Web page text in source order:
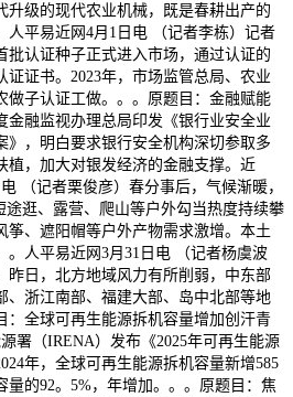
升级的现代农业机械，既是春耕出产的
人平易近网4月1日电 （记者李栋）记者
批认证种子正式进入市场，通过认证的
证证书。2023年，市场监管总局、农业
做子认证工做。。。原题目：金融赋能
金融监视办理总局印发《银行业安全业
》，明白要求银行安全机构深切参取多
植，加大对银发经济的金融支撑。近
（记者栗俊彦）春分事后，气候渐暖，
途逛、露营、爬山等户外勾当热度持续攀
筝、遮阳帽等户外产物需求激增。本土
。人平易近网3月31日电 （记者杨虞波
昨日，北方地域风力有所削弱，中东部
、浙江南部、福建大部、岛中北部等地
：全球可再生能源拆机容量增加创汗青
署（IRENA）发布《2025年可再生能源
年，全球可再生能源拆机容量新增585
的92。5%，年增加。。。原题目：焦